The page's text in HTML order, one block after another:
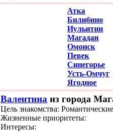
Атка
Билибино
Иульитин
Магадан
Омонск
Певек
Синегорье
Усть-Омчуг
Ягодное
Валентина из города
Цель знакомства:
Жизненные приоритеты:
Интересы: